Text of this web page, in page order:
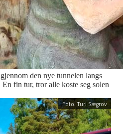
den nye tunnelen langs
fin tur, tror alle koste seg solen
Foto: Turi Sægrov